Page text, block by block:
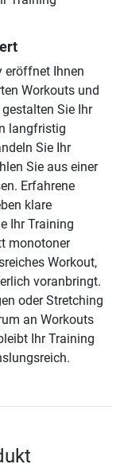
eröffnet Ihnen
Workouts und
Sie Ihr
langfristig
Sie Ihr
Sie aus einer
Erfahrene
klare
Ihr Training
monotoner
Workout,
voranbringt.
oder Stretching
an Workouts
Ihr Training